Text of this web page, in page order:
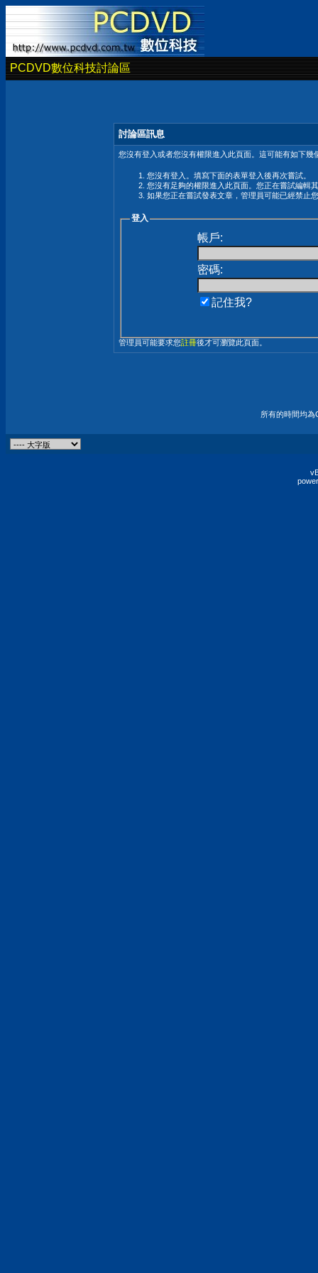
PCDVD數位科技討論區
討論區訊息
您沒有登入或者您沒有權限進入此頁面。這可能有如下幾
您沒有登入。填寫下面的表單登入後再次嘗試。
您沒有足夠的權限進入此頁面。您正在嘗試編輯
如果您正在嘗試發表文章，管理員可能已經禁止
登入
帳戶:
密碼:
記住我?
管理員可能要求您註冊後才可瀏覽此頁面。
所有的時間均為